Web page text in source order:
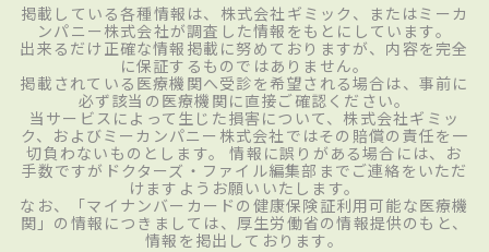
掲載している各種情報は、株式会社ギミック、またはミーカ
ンパニー株式会社が調査した情報をもとにしています。
出来るだけ正確な情報掲載に努めておりますが、内容を完全
に保証するものではありません。
掲載されている医療機関へ受診を希望される場合は、事前に
必ず該当の医療機関に直接ご確認ください。
当サービスによって生じた損害について、株式会社ギミッ
ク、およびミーカンパニー株式会社ではその賠償の責任を一
切負わないものとします。 情報に誤りがある場合には、お
手数ですがドクターズ・ファイル編集部までご連絡をいただ
けますようお願いいたします。
なお、「マイナンバーカードの健康保険証利用可能な医療機
関」の情報につきましては、厚生労働省の情報提供のもと、
情報を掲出しております。